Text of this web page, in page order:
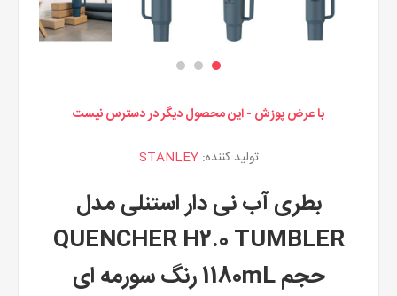
با عرض پوزش - این محصول دیگر در دسترس نیست
تولید کننده: STANLEY
بطری آب نی دار استنلی مدل
QUENCHER H2.0 TUMBLER
حجم 1180mL رنگ سورمه ای